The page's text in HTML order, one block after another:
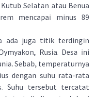
Selatan atau Benua
mencapai minus 89
juga titik terdingin
Rusia. Desa ini
Sebab, temperaturnya
dengan suhu rata-rata
Suhu tersebut tercatat